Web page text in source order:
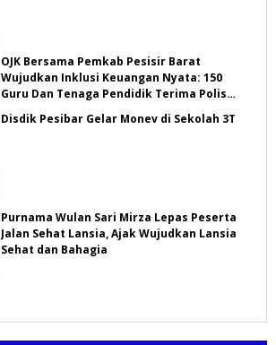
OJK Bersama Pemkab Pesisir Barat
Wujudkan Inklusi Keuangan Nyata: 150
Guru Dan Tenaga Pendidik Terima Polis
Disdik Pesibar Gelar Monev di Sekolah 3T
Purnama Wulan Sari Mirza Lepas Peserta
Jalan Sehat Lansia, Ajak Wujudkan Lansia
Sehat dan Bahagia